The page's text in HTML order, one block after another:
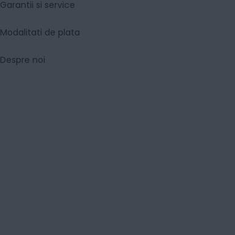
Garantii si service
Modalitati de plata
Despre noi